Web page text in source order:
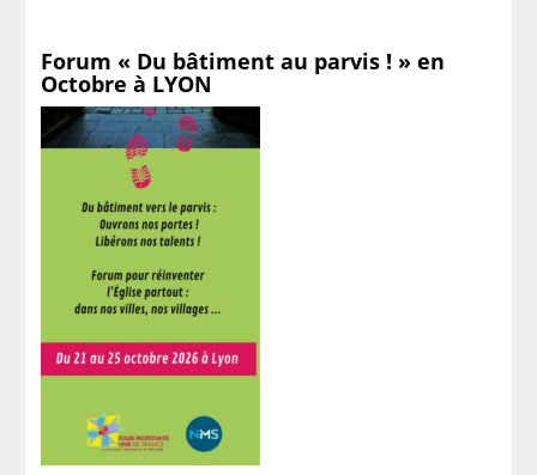
Forum « Du bâtiment au parvis ! » en
Octobre à LYON